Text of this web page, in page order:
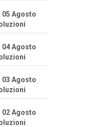
05 Agosto
04 Agosto
03 Agosto
02 Agosto